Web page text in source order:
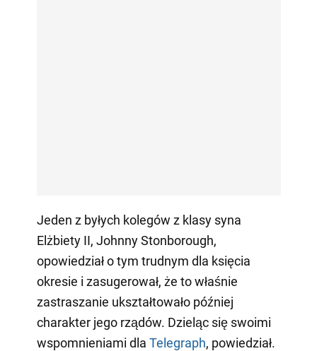
Jeden z byłych kolegów z klasy syna
Elżbiety II, Johnny Stonborough,
opowiedział o tym trudnym dla księcia
okresie i zasugerował, że to właśnie
zastraszanie ukształtowało później
charakter jego rządów. Dzieląc się swoimi
wspomnieniami dla Telegraph, powiedział.